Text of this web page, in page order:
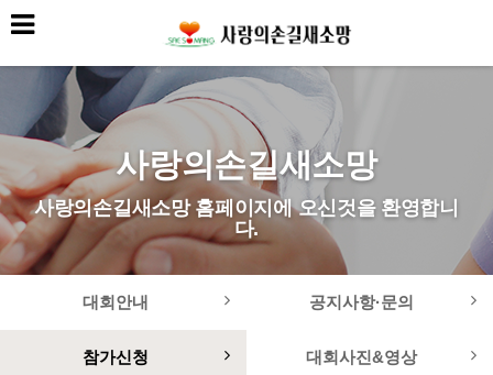
사랑의손길새소망
사랑의손길새소망 홈페이지에 오신것을 환영합니
다.
대회안내 공지사항·문의
참가신청 대회사진&영상